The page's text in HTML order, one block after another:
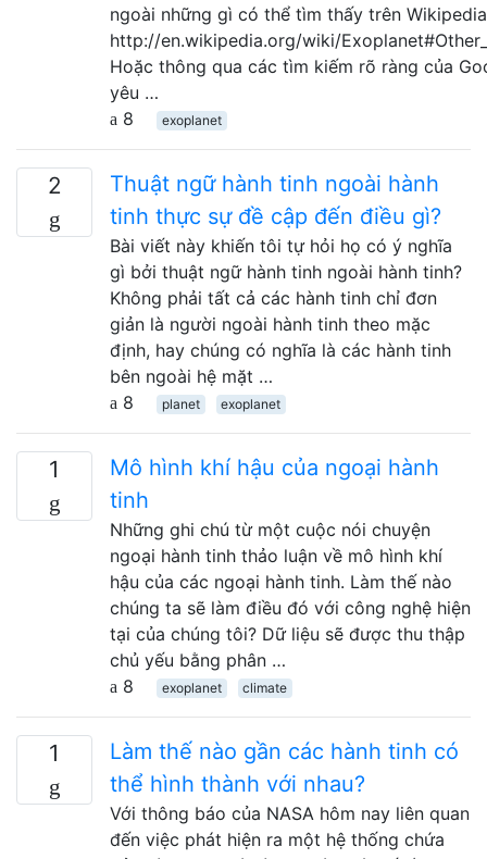
ngoài những gì có thể tìm thấy trên
http://en.wikipedia.org/wiki/
Hoặc thông qua các tìm kiếm rõ ràng của
yêu …
8
exoplanet
2
Thuật ngữ hành tinh ngoài hành
tinh thực sự đề cập đến điều gì?
Bài viết này khiến tôi tự hỏi họ có ý nghĩa
gì bởi thuật ngữ hành tinh ngoài hành tinh?
Không phải tất cả các hành tinh chỉ đơn
giản là người ngoài hành tinh theo mặc
định, hay chúng có nghĩa là các hành tinh
bên ngoài hệ mặt …
8
planet exoplanet
1
Mô hình khí hậu của ngoại hành
tinh
Những ghi chú từ một cuộc nói chuyện
ngoại hành tinh thảo luận về mô hình khí
hậu của các ngoại hành tinh. Làm thế nào
chúng ta sẽ làm điều đó với công nghệ hiện
tại của chúng tôi? Dữ liệu sẽ được thu thập
chủ yếu bằng phân …
8
exoplanet climate
1
Làm thế nào gần các hành tinh có
thể hình thành với nhau?
Với thông báo của NASA hôm nay liên quan
đến việc phát hiện ra một hệ thống chứa